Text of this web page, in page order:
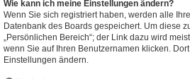
Wie kann ich meine Einstellungen ändern?
Wenn Sie sich registriert haben, werden alle
Datenbank des Boards gespeichert. Um diese
„Persönlichen Bereich“; der Link dazu wird
wenn Sie auf Ihren Benutzernamen klicken.
Einstellungen ändern.